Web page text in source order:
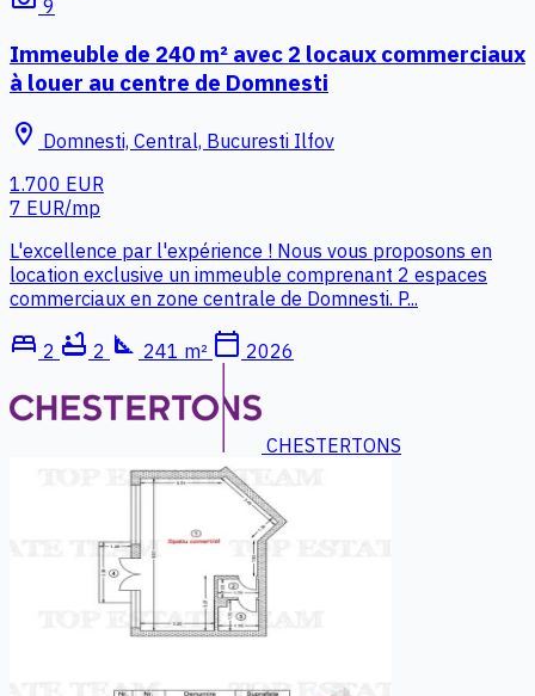
9
Immeuble de 240 m² avec 2 locaux commerciaux
à louer au centre de Domnesti
location_on Domnesti, Central, Bucuresti Ilfov
1.700 EUR
7 EUR/mp
L'excellence par l'expérience ! Nous vous proposons en
location exclusive un immeuble comprenant 2 espaces
commerciaux en zone centrale de Domnesti. P...
bed 2 bathtub 2 square_foot 241 m² calendar_today 2026
CHESTERTONS